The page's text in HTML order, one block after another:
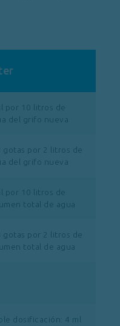
por 10 litros de
del grifo nueva
gotas por 2 litros de
del grifo nueva
por 10 litros de
total de agua
gotas por 2 litros de
total de agua
dosificación: 4 ml